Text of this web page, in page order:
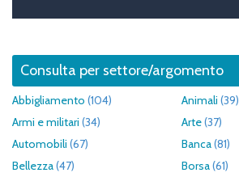
Consulta per settore/argomento
Abbigliamento (104) Animali (39)
Armi e militari (34) Arte(37)
Automobili (67) Banca(81)
Bellezza(47) Borsa(61)